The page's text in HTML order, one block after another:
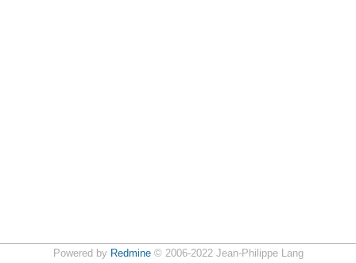
Powered by Redmine© 2006-2022 Jean-Philippe Lang